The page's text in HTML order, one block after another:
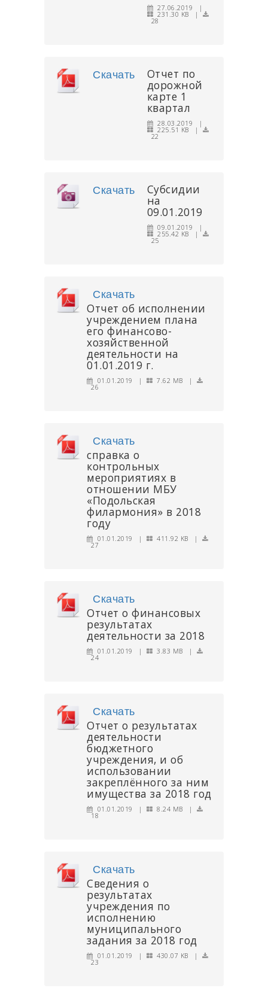
27.06.2019 |
231.30 KB |
28
Скачать Отчет по
дорожной
карте 1
квартал
28.03.2019 |
225.51 KB |
22
Скачать Субсидии
на
09.01.2019
09.01.2019 |
255.42 KB |
25
Скачать
Отчет об исполнении
учреждением плана
его финансово-
хозяйственной
деятельности на
01.01.2019 г.
01.01.2019 | 7.62 MB |
26
Скачать
справка о
контрольных
мероприятиях в
отношении МБУ
«Подольская
филармония» в 2018
году
01.01.2019 | 411.92 KB |
27
Скачать
Отчет о финансовых
результатах
деятельности за 2018
01.01.2019 | 3.83 MB |
24
Скачать
Отчет о результатах
деятельности
бюджетного
учреждения, и об
использовании
закреплённого за ним
имущества за 2018 год
01.01.2019 | 8.24 MB |
18
Скачать
Сведения о
результатах
учреждения по
исполнению
муниципального
задания за 2018 год
01.01.2019 | 430.07 KB |
23